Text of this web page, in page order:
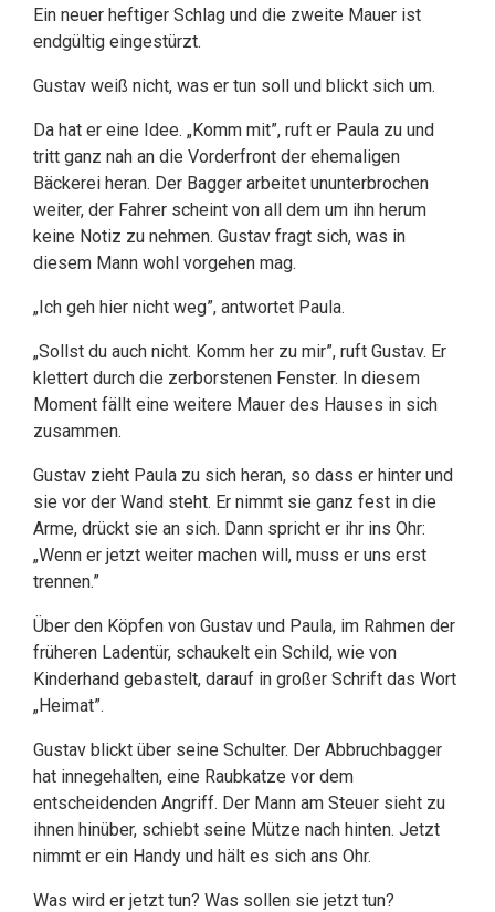
Ein neuer heftiger Schlag und die zweite Mauer ist
endgültig eingestürzt.
Gustav weiß nicht, was er tun soll und blickt sich um.
Da hat er eine Idee. „Komm mit”, ruft er Paula zu und
tritt ganz nah an die Vorderfront der ehemaligen
Bäckerei heran. Der Bagger arbeitet ununterbrochen
weiter, der Fahrer scheint von all dem um ihn herum
keine Notiz zu nehmen. Gustav fragt sich, was in
diesem Mann wohl vorgehen mag.
„Ich geh hier nicht weg”, antwortet Paula.
„Sollst du auch nicht. Komm her zu mir”, ruft Gustav. Er
klettert durch die zerborstenen Fenster. In diesem
Moment fällt eine weitere Mauer des Hauses in sich
zusammen.
Gustav zieht Paula zu sich heran, so dass er hinter und
sie vor der Wand steht. Er nimmt sie ganz fest in die
Arme, drückt sie an sich. Dann spricht er ihr ins Ohr:
„Wenn er jetzt weiter machen will, muss er uns erst
trennen.”
Über den Köpfen von Gustav und Paula, im Rahmen der
früheren Ladentür, schaukelt ein Schild, wie von
Kinderhand gebastelt, darauf in großer Schrift das Wort
„Heimat”.
Gustav blickt über seine Schulter. Der Abbruchbagger
hat innegehalten, eine Raubkatze vor dem
entscheidenden Angriff. Der Mann am Steuer sieht zu
ihnen hinüber, schiebt seine Mütze nach hinten. Jetzt
nimmt er ein Handy und hält es sich ans Ohr.
Was wird er jetzt tun? Was sollen sie jetzt tun?